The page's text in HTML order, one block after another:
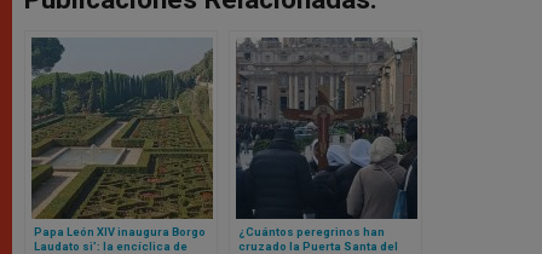
Papa León XIV inaugura Borgo
Laudato si’: la encíclica de
¿Cuántos peregrinos han
cruzado la Puerta Santa del